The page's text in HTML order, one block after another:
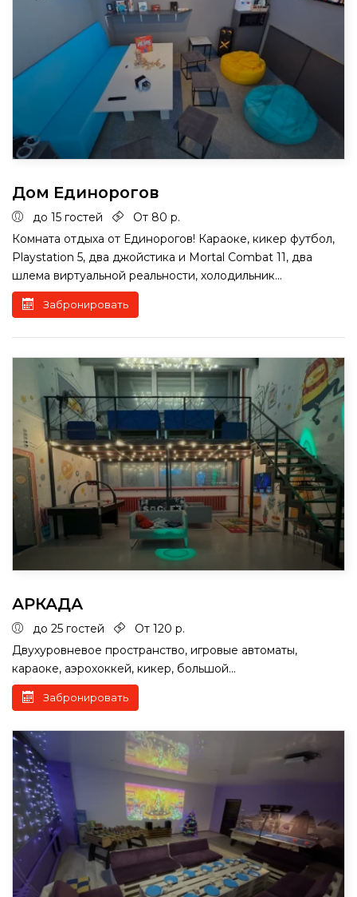
Дом Единорогов
до 15 гостей
От 80 р.
Комната отдыха от Единорогов! Караоке, кикер футбол,
Playstation 5, два джойстика и Mortal Combat 11, два
шлема виртуальной реальности, холодильник...
Забронировать
АРКАДА
до 25 гостей
От 120 р.
Двухуровневое пространство, игровые автоматы,
караоке, аэрохоккей, кикер, большой...
Забронировать